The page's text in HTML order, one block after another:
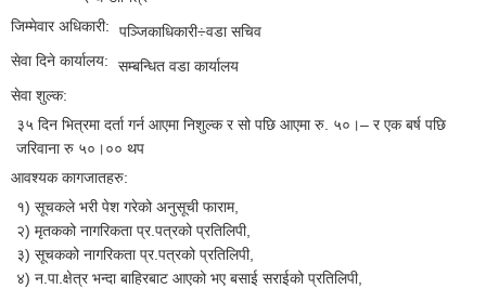
जिम्मेवार अधिकारी:
पञ्जिकाधिकारी÷वडा सचिव
सेवा दिने कार्यालय:
सम्बन्धित वडा कार्यालय
सेवा शुल्क:
३५ दिन भित्रमा दर्ता गर्न आएमा निशुल्क र सो पछि आएमा रु. ५०।– र एक बर्ष पछि
जरिवाना रु ५०।०० थप
आवश्यक कागजातहरु:
१) सूचकले भरी पेश गरेको अनुसूची फाराम,
२) मृतकको नागरिकता प्र.पत्रको प्रतिलिपी,
३) सूचकको नागरिकता प्र.पत्रको प्रतिलिपी,
४) न.पा.क्षेत्र भन्दा बाहिरबाट आएको भए बसाई सराईको प्रतिलिपी,